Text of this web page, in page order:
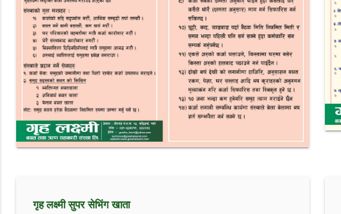
गृह लक्ष्मी सुपर सेभिंग खाता